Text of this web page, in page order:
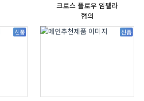
크로스 플로우 임펠라
협의
신품 신품